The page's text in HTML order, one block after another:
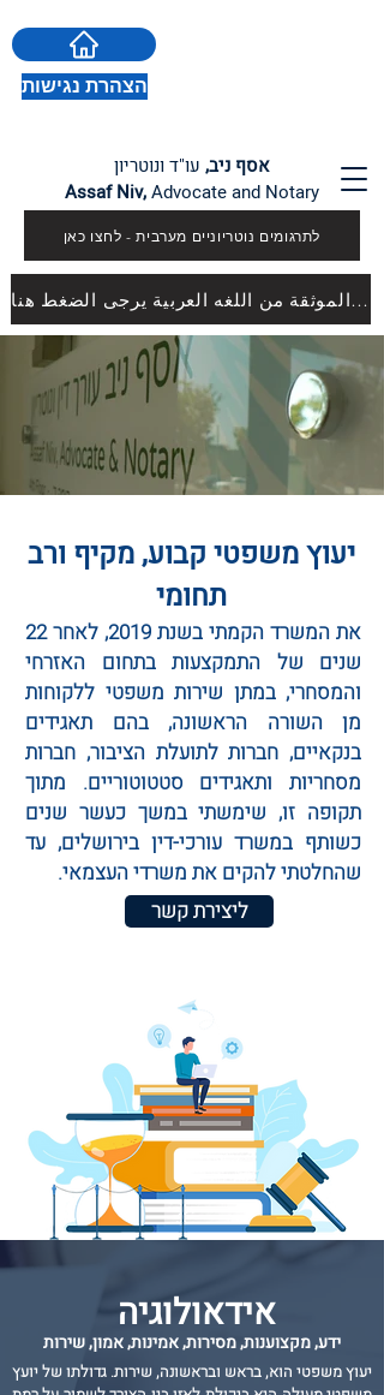
אסף ניב, עו"ד ונוטריון
Assaf Niv,Advocate and Notary
לתרגומים נוטריוניים מערבית - לחצו כאן
للترجمات الموثقة من اللغه العربية يرجى الضغط هنا
הצהרת נגישות
יעוץ משפטי קבוע, מקיף ורב
תחומי
את המשרד הקמתי בשנת 2019, לאחר 22
שנים של התמקצעות בתחום האזרחי
והמסחרי, במתן שירות משפטי ללקוחות
מן השורה הראשונה, בהם תאגידים
בנקאיים, חברות לתועלת הציבור, חברות
מסחריות ותאגידים סטטוטוריים. מתוך
תקופה זו, שימשתי במשך כעשר שנים
כשותף במשרד עורכי-דין בירושלים, עד
שהחלטתי להקים את משרדי העצמאי.
ליצירת קשר
אידאולוגיה
ידע, מקצוענות, מסירות, אמינות, אמון, שירות
יעוץ משפטי הוא, בראש ובראשונה, שירות. גדולתו של יועץ